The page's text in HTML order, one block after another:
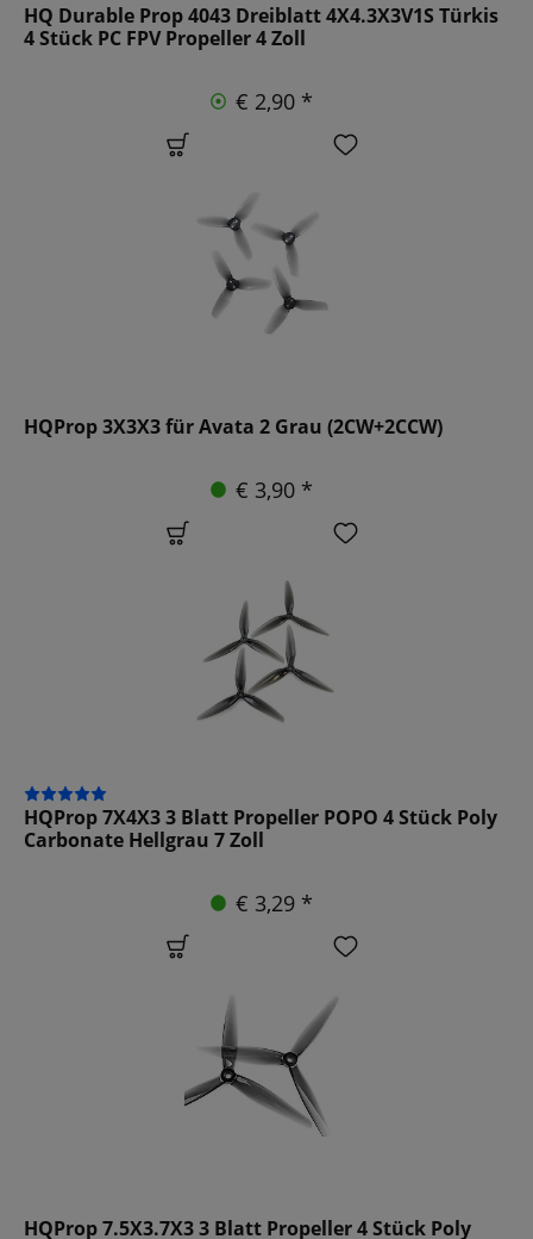
HQ Durable Prop 4043 Dreiblatt 4X4.3X3V1S Türkis
4 Stück PC FPV Propeller 4 Zoll
€ 2,90 *
HQProp 3X3X3 für Avata 2 Grau (2CW+2CCW)
€ 3,90 *
HQProp 7X4X3 3 Blatt Propeller POPO 4 Stück Poly
Carbonate Hellgrau 7 Zoll
€ 3,29 *
HQProp 7.5X3.7X3 3 Blatt Propeller 4 Stück Poly